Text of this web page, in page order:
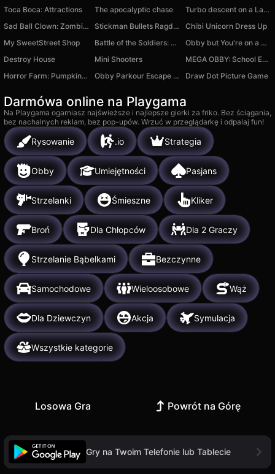
Toca Boca: Attractions The apocalyptic chase
Turbo descent on a Lamborghini!
Sad Ball Clown: Zombies Attack
Stickman Bullets Ragdoll
Chibi Unicorn Dress Up
My SweetStreet Shop
Battle of the Soldiers: Red vs Blue
Obby but You're on a Pogo
Destroy House
Mini Shooters
MEGA OBBY: School Escape
Horror Farm: Pumpkinhead
Obby Parkour Escape Prison Draw Dot Picture Game
Darmówa online na Playgama
Na Playgama ogarniasz najświeższe i najlepsze gierki za friko. Bez ściągania,
bez nachalnych reklam, bez pop-upów. Wrzuć w przeglądarkę i odpalaj fun!
Rysowanie .io Strategia
Obby Umiejętności Pasjans
Strzelanki Śmieszne Kliker
Broń Dla Chłopców Dla 2 Graczy
Strzelanie Bąbelkami Bezczynne
Samochodowe Wieloosobowe Wąż
Dla Dziewczyn Akcja Symulacja
Wszystkie kategorie
Losowa Gra Powrót na Górę
Gry na Twoim Telefonie lub Tablecie